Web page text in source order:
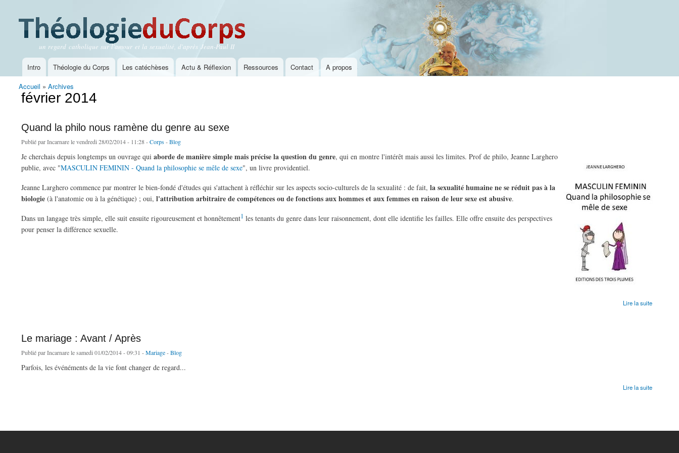
Théologie du Corps
un regard catholique sur l'amour et la sexualité, d'après Jean-Paul II
Menu principal
Intro Théologie du Corps Les catéchèses Actu & Réflexion Ressources Contact A propos
Vous êtes ici
Accueil » Archives
février 2014
Quand la philo nous ramène du genre au sexe
Publié parIncarnarele vendredi 28/02/2014 - 11:28 -Corps -Blog
Je cherchais depuis longtemps un ouvrage qui aborde de manière simple mais précise la question du genre, qui en montre l'intérêt mais aussi les limites. Prof de philo, Jeanne Larghero
publie, avec "MASCULIN FEMININ - Quand la philosophie se mêle de sexe", un livre providentiel.
Jeanne Larghero commence par montrer le bien-fondé d'études qui s'attachent à réfléchir sur les aspects socio-culturels de la sexualité : de fait, la sexualité humaine ne se réduit pas à la
biologie (à l'anatomie ou à la génétique) ; oui, l'attribution arbitraire de compétences ou de fonctions aux hommes et aux femmes en raison de leur sexe est abusive.
Dans un langage très simple, elle suit ensuite rigoureusement et honnêtement1 les tenants du genre dans leur raisonnement, dont elle identifie les failles. Elle offre ensuite des perspectives
pour penser la différence sexuelle.
Lire la suite
Le mariage : Avant / Après
Publié parIncarnarele samedi 01/02/2014 - 09:31 -Mariage-Blog
Parfois, les événéments de la vie font changer de regard...
Lire la suite